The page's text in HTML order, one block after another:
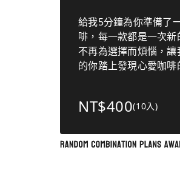
給我5分鐘為你準備了
啡，每一款都是一次新
不再為選擇而煩惱，
的你踏上發現心愛咖啡
NT$400(10入)